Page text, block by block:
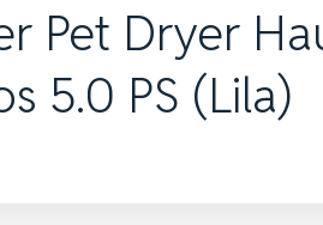
Pet Dryer
5.0 PS (Lila)